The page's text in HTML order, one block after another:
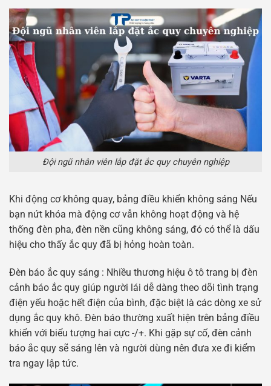
Đội ngũ nhân viên lắp đặt ắc quy chuyên nghiệp
Khi động cơ không quay, bảng điều khiển không sáng Nếu
bạn nứt khóa mà động cơ vẫn không hoạt động và hệ
thống đèn pha, đèn nền cũng không sáng, đó có thể là dấu
hiệu cho thấy ắc quy đã bị hỏng hoàn toàn.
Đèn báo ắc quy sáng : Nhiều thương hiệu ô tô trang bị đèn
cảnh báo ắc quy giúp người lái dễ dàng theo dõi tình trạng
điện yếu hoặc hết điện của bình, đặc biệt là các dòng xe sử
dụng ắc quy khô. Đèn báo thường xuất hiện trên bảng điều
khiển với biểu tượng hai cực -/+. Khi gặp sự cố, đèn cảnh
báo ắc quy sẽ sáng lên và người dùng nên đưa xe đi kiểm
tra ngay lập tức.